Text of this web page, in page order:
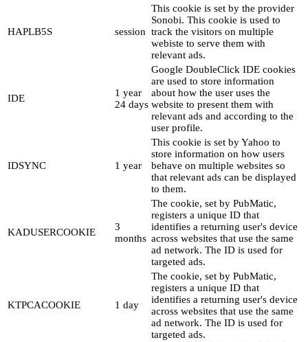
HAPLB5S session
This cookie is set by the provider
Sonobi. This cookie is used to
track the visitors on multiple
webiste to serve them with
relevant ads.
IDE
1 year
24 days
Google DoubleClick IDE cookies
are used to store information
about how the user uses the
website to present them with
relevant ads and according to the
user profile.
IDSYNC 1 year
This cookie is set by Yahoo to
store information on how users
behave on multiple websites so
that relevant ads can be displayed
to them.
KADUSERCOOKIE
3
months
The cookie, set by PubMatic,
registers a unique ID that
identifies a returning user's device
across websites that use the same
ad network. The ID is used for
targeted ads.
KTPCACOOKIE 1 day
The cookie, set by PubMatic,
registers a unique ID that
identifies a returning user's device
across websites that use the same
ad network. The ID is used for
targeted ads.